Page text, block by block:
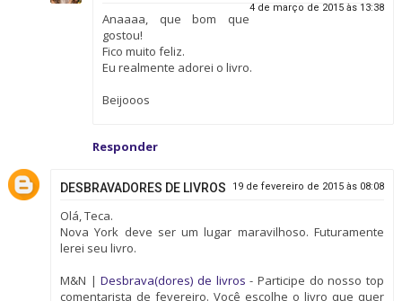
4 de março de 2015 às 13:38
Anaaaa, que bom que
gostou!
Fico muito feliz.
Eu realmente adorei o livro.
Beijooos
Responder
DESBRAVADORES DE LIVROS 19 de fevereiro de 2015 às 08:08
Olá, Teca.
Nova York deve ser um lugar maravilhoso. Futuramente
lerei seu livro.
M&N |Desbrava(dores) de livros - Participe do nosso top
comentarista de fevereiro. Você escolhe o livro que quer